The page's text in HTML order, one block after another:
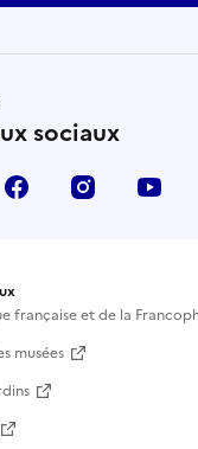
sociaux
Facebook Instagram
française et de la
musées